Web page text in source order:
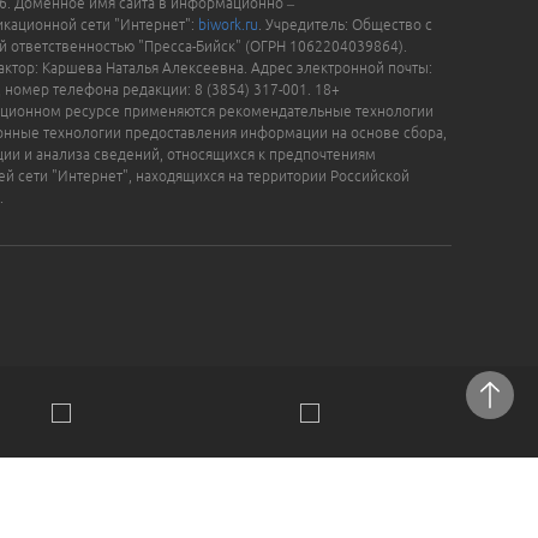
сети "Интернет": biwork.ru . Учредитель: Общество с
ответственностью "Пресса-Бийск" (ОГРН 1062204039864).
Каршева Наталья Алексеевна. Адрес электронной почты:
, номер телефона редакции: 8 (3854) 317-001. 18+
ресурсе применяются рекомендательные технологии
технологии предоставления информации на основе сбора,
и анализа сведений, относящихся к предпочтениям
сети "Интернет", находящихся на территории Российской